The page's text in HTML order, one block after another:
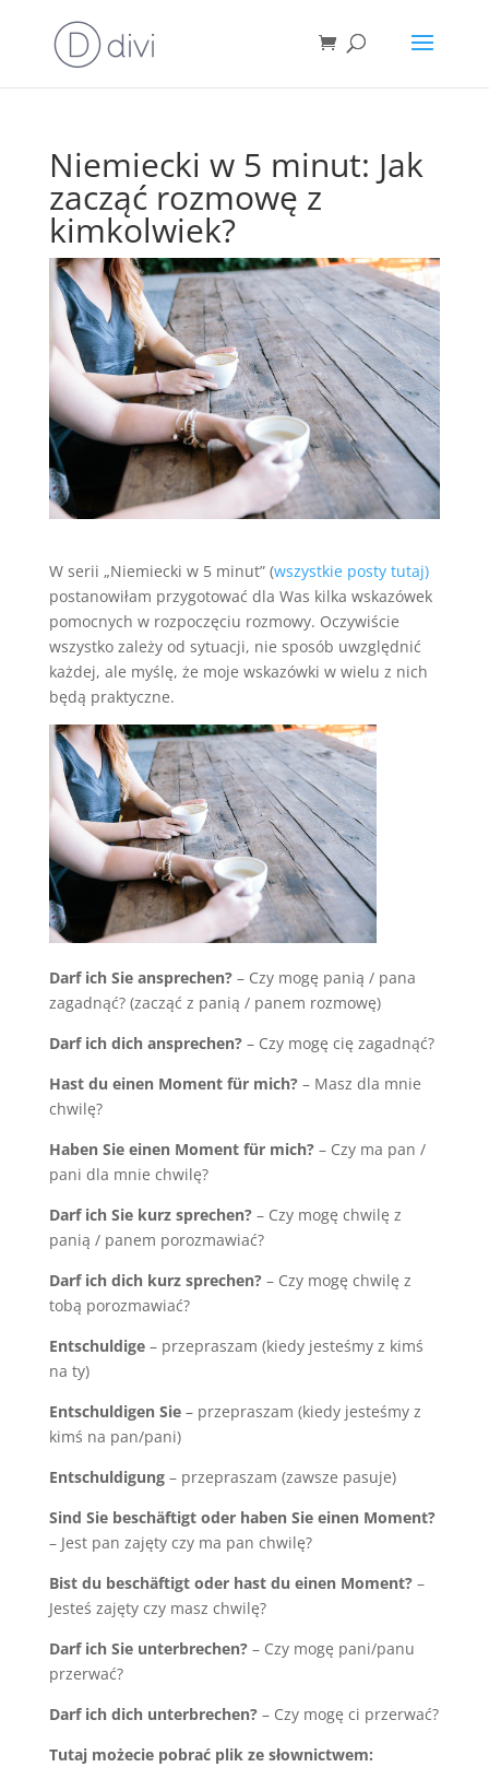
Niemiecki w 5 minut: Jak
zacząć rozmowę z
kimkolwiek?
W serii „Niemiecki w 5 minut” (wszystkie posty tutaj)
postanowiłam przygotować dla Was kilka wskazówek
pomocnych w rozpoczęciu rozmowy. Oczywiście
wszystko zależy od sytuacji, nie sposób uwzględnić
każdej, ale myślę, że moje wskazówki w wielu z nich
będą praktyczne.
Darf ich Sie ansprechen?– Czy mogę panią / pana
zagadnąć? (zacząć z panią / panem rozmowę)
Darf ich dich ansprechen?– Czy mogę cię zagadnąć?
Hast du einen Moment für mich?– Masz dla mnie
chwilę?
Haben Sie einen Moment für mich?– Czy ma pan /
pani dla mnie chwilę?
Darf ich Sie kurz sprechen?– Czy mogę chwilę z
panią / panem porozmawiać?
Darf ich dich kurz sprechen?– Czy mogę chwilę z
tobą porozmawiać?
Entschuldige – przepraszam (kiedy jesteśmy z kimś
na ty)
Entschuldigen Sie– przepraszam (kiedy jesteśmy z
kimś na pan/pani)
Entschuldigung– przepraszam (zawsze pasuje)
Sind Sie beschäftigt oder haben Sie einen Moment?
– Jest pan zajęty czy ma pan chwilę?
Bist du beschäftigt oder hast du einen Moment?–
Jesteś zajęty czy masz chwilę?
Darf ich Sie unterbrechen?– Czy mogę pani/panu
przerwać?
Darf ich dich unterbrechen?– Czy mogę ci przerwać?
Tutaj możecie pobrać plik ze słownictwem: